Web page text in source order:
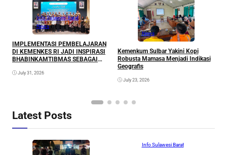
Info Sulawesi Barat
News
IMPLEMENTASI PEMBELAJARAN
DI KEMENKES RI JADI INSPIRASI
BHABINKAMTIBMAS SEBAGAI
TBC DI SULAWESI BARAT
July 31, 2026
News
Kemenkum Sulbar Yakini Kopi
Robusta Mamasa Menjadi Indikasi
Geografis
July 23, 2026
Latest Posts
Info Sulawesi Barat